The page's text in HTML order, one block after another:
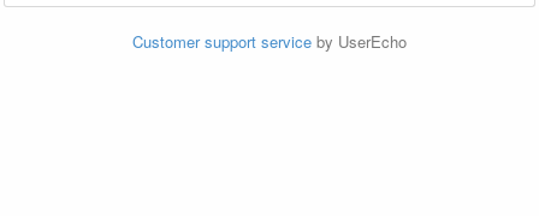
Customer support service by UserEcho